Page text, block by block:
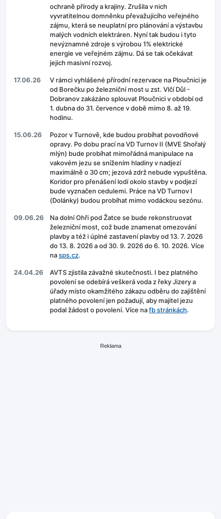
ochraně přírody a krajiny. Zrušila v nich
vyvratitelnou domněnku převažujícího veřejného
zájmu, která se neuplatní pro plánování a výstavbu
malých vodních elektráren. Nyní tak budou i tyto
nevýznamné zdroje s výrobou 1% elektrické
energie ve veřejném zájmu. Dá se tak očekávat
jejich masivní rozvoj.
17.06.26
V rámci vyhlášené přírodní rezervace na Ploučnici je
od Borečku po železniční most u zst. Vlčí Důl -
Dobranov zakázáno splouvat Ploučnici v období od
1. dubna do 31. července v době mimo 8. až 19.
hodinu.
15.06.26
Pozor v Turnově, kde budou probíhat povodňové
opravy. Po dobu prací na VD Turnov II (MVE Shořalý
mlýn) bude probíhat mimořádná manipulace na
vakovém jezu se snížením hladiny v nadjezí
maximálně o 30 cm; jezová zdrž nebude vypuštěna.
Koridor pro přenášení lodí okolo stavby v podjezí
bude vyznačen cedulemi. Práce na VD Turnov I
(Dolánky) budou probíhat mimo vodáckou sezónu.
09.06.26
Na dolní Ohři pod Žatce se bude rekonstruovat
železniční most, což bude znamenat omezování
plavby a též i úplné zastavení plavby od 13. 7. 2026
do 13. 8. 2026 a od 30. 9. 2026 do 6. 10. 2026. Více
nasps.cz.
24.04.26
AVTS zjistila závažné skutečnosti. I bez platného
povolení se odebírá veškerá voda z řeky Jizery a
úřady místo okamžitého zákazu odběru do zajištění
platného povolení jen požadují, aby majitel jezu
podal žádost o povolení. Více nafb stránkách.
Reklama